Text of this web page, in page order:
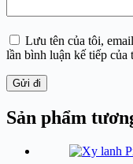
Lưu tên của tôi,
lần bình luận kế tiếp của
Gửi đi
Sản phẩm